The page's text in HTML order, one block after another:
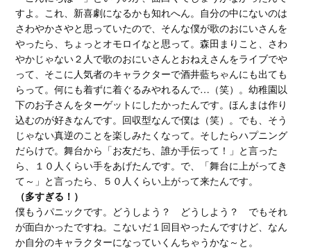
すよ。これ、新喜劇になるかも知れへん。自分の中にないのは
さわやかさやと思っていたので、そんな僕が歌のおにいさんを
やったら、ちょっとオモロイなと思って。森田まりこと、さわ
やかじゃない２人で歌のおにいさんとおねえさんをライブでや
って、そこに人気者のキャラクターで酒井藍ちゃんにも出ても
らって。何にも着ずに着ぐるみやれるんで…（笑）。幼稚園以
下のお子さんをターゲットにしたかったんです。ほんまは作り
込むのが好きなんです。回収型なんで僕は（笑）。でも、そう
じゃない真逆のことを楽しみたくなって。そしたらハプニング
だらけで。舞台から「お友だち、誰か手伝って！」と言った
ら、１０人くらい手をあげたんです。で、「舞台に上がってき
て～」と言ったら、５０人くらい上がって来たんです。
（多すぎる！）
僕もうパニックです。どうしよう？ どうしよう？ でもそれ
が面白かったですね。こないだ１回目やったんですけど、なん
か自分のキャラクターになっていくんちゃうかな～と。